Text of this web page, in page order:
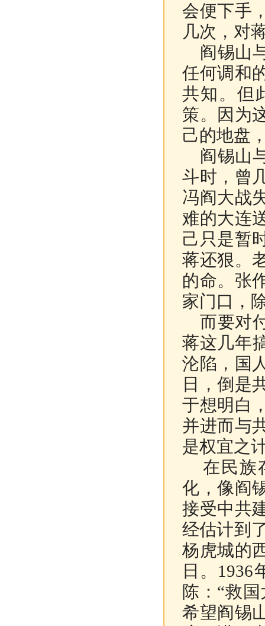
会便下手
几次，对
阎锡山
任何调和
共知。但
策。因为
己的地盘
阎锡山
斗时，曾
冯阎大战
难的大连
己只是暂
蒋还狠。
的命。张
家门口，
而要对
蒋这几年
沦陷，国
日，倒是
于想明白
并进而与
是权宜之
在民族
化，像阎
接受中共
经估计到
杨虎城的
日。1936
陈：“救
希望阎锡